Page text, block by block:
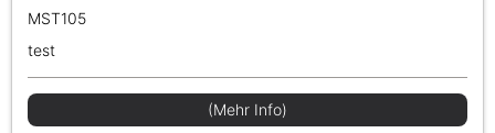
MST105
test
(Mehr Info)